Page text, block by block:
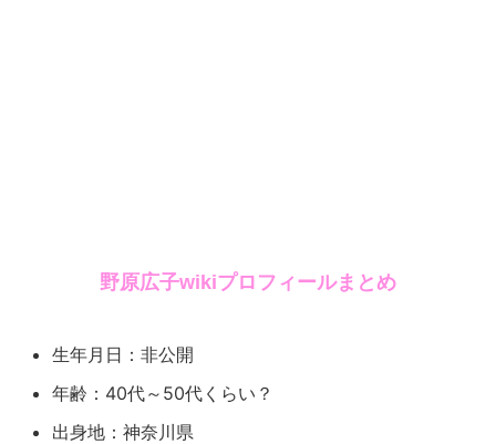
野原広子wikiプロフィールまとめ
生年月日：非公開
年齢：40代～50代くらい？
出身地：神奈川県